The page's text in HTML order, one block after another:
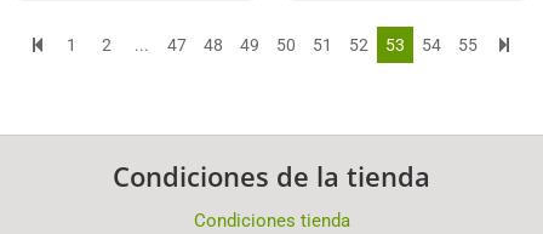
1 2 ... 47 48 49 50 51 52 53 54 55
Condiciones de la tienda
Condiciones tienda